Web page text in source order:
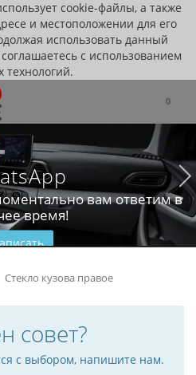
cookie-файлы, а также
и местоположении для его
использовать данный
с использованием
технологий.
0
вам ответим в
время!
Стекло кузова правое
совет?
с выбором, напишите нам.